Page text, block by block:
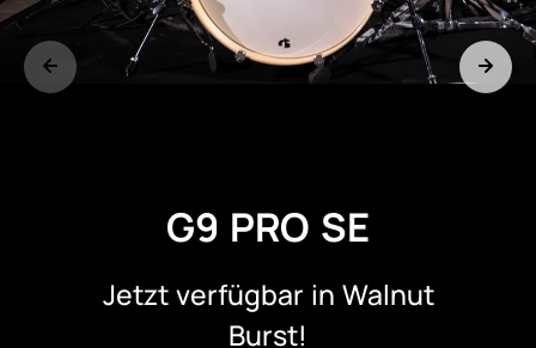
ERIC MOORE
Limitierte Signature Snare mit
Sample Library.